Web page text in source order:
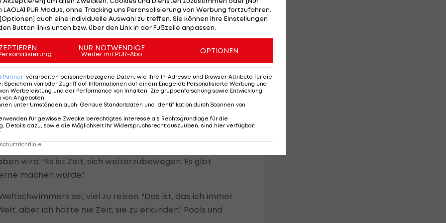
nicht mehr halten und beneidete dabei seinen
hat gesagt, dass es unfair sei, da ich meine Tränen
schmunzelnd.
all die Jahre einiges mit mir mitgemacht." Könnte
würde er nichts anders machen.
Betätigungsfeldern umsehen, womit der 27-fache
wird. "Es ist Zeit, sich weiterzubewegen. Es gibt
machen würde."
sei, viel zu reisen. "Das ist, das ich immer
aber ich hatte nie Zeit, sie zu erkunden." Pools und
PUR Modus, ohne Tracking uns Peronsalisierung von Werbung fortzufahren.
auch eine individuelle Auswahl zu treffen. Sie können Ihre Einstellungen
Button links unten bzw. über den Link in der Fußzeile anpassen.
NUR NOTWENDIGE
Weiter mit PUR-Abo OPTIONEN
Partner verarbeiten personenbezogene Daten, wie Ihre IP-Adresse und Browser-Attribute für die
: Speichern von oder Zugriff auf Informationen auf einem Endgerät; Personalisierte Werbung und
Werbeleistung und der Performance von Inhalten, Zielgruppenforschung sowie Entwicklung
von Angeboten
unter Umständen auch: Genaue Standortdaten und Identifikation durch Scannen von
für gewisse Zwecke berechtigtes Interesse als Rechtsgrundlage für die
Details dazu, sowie die Möglichkeit Ihr Widerspruchsrecht auszuüben, sind hier verfügbar: